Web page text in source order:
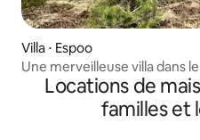
Villa ⋅ Espoo
Une merveilleuse villa dans
Locations de
familles et